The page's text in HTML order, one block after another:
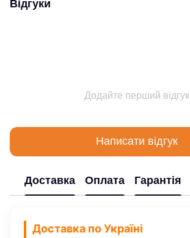
Відгуки
Додайте перший відгук
Написати відгук
Доставка Оплата Гарантія
Доставка по Україні